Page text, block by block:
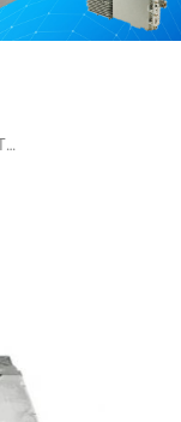
Nokia FRGT 472810A Flexi RF Modul RRH 2TX 2100